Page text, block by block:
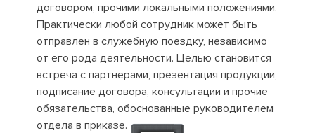
договором, прочими локальными положениями.
Практически любой сотрудник может быть
отправлен в служебную поездку, независимо
от его рода деятельности. Целью становится
встреча с партнерами, презентация продукции,
подписание договора, консультации и прочие
обязательства, обоснованные руководителем
отдела в приказе.